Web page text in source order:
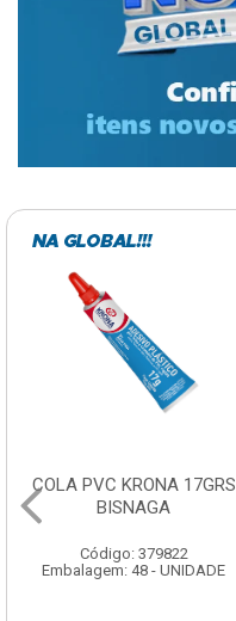
CURVA ELETRODUTO
GALVANIZADO PERFIL 90X
Código: 379867
Embalagem: 1 - UNIDADE